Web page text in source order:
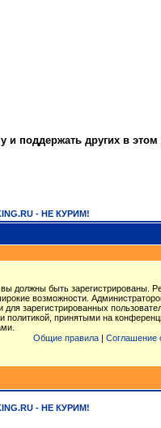
и поддержать других в
- НЕ КУРИМ!
должны быть зарегистрированы.
возможности.
для зарегистрированных
политикой, принятыми на
Общие правила | Соглашение
- НЕ КУРИМ!